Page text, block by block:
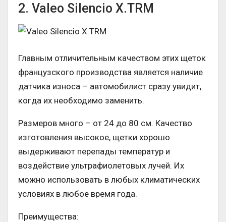
2. Valeo Silencio X.TRM
Главным отличительным качеством этих щеток
французского производства является наличие
датчика износа – автомобилист сразу увидит,
когда их необходимо заменить.
Размеров много – от 24 до 80 см. Качество
изготовления высокое, щетки хорошо
выдерживают перепады температур и
воздействие ультрафиолетовых лучей. Их
можно использовать в любых климатических
условиях в любое время года.
Преимущества: